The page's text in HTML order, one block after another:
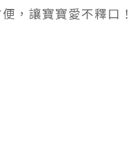
，讓寶寶愛不釋口！